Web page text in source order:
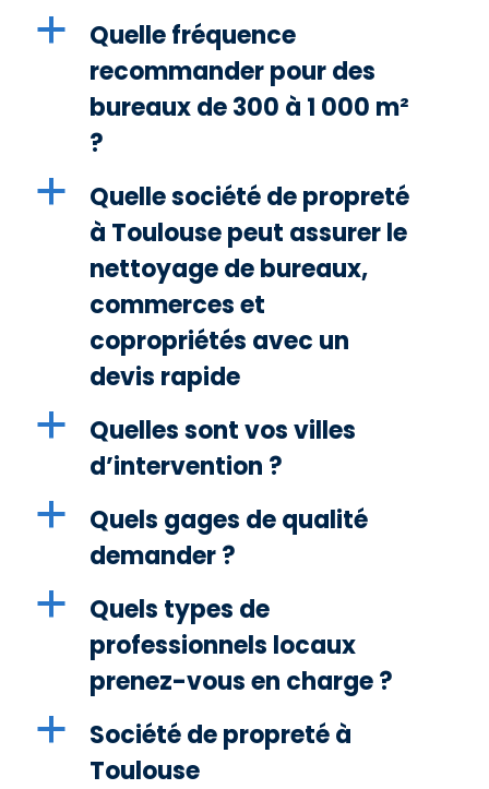
a
Quelle fréquence
recommander pour des
bureaux de 300 à 1 000 m²
?
a
Quelle société de propreté
à Toulouse peut assurer le
nettoyage de bureaux,
commerces et
copropriétés avec un
devis rapide
a
Quelles sont vos villes
d’intervention ?
a
Quels gages de qualité
demander ?
a
Quels types de
professionnels locaux
prenez-vous en charge ?
a
Société de propreté à
Toulouse